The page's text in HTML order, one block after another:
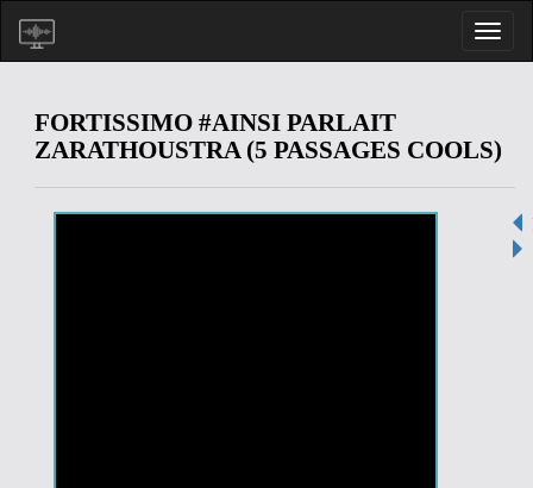
FORTISSIMO #AINSI PARLAIT
ZARATHOUSTRA (5 PASSAGES COOLS)